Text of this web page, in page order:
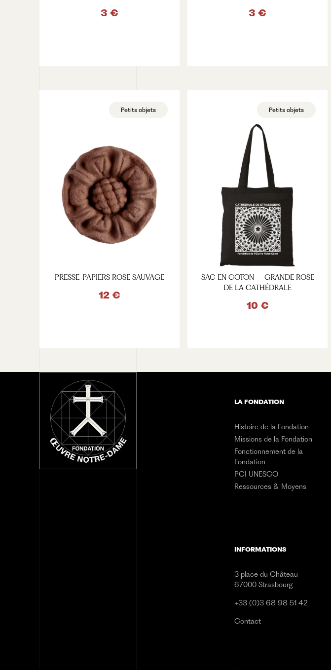
3 € 3 €
Petits objets
PRESSE-PAPIERS ROSE SAUVAGE
12 €
Petits objets
SAC EN COTON – GRANDE ROSE
DE LA CATHÉDRALE
10 €
LA FONDATION
Histoire de la Fondation
Missions de la Fondation
Fonctionnement de la
Fondation
PCI UNESCO
Ressources & Moyens
INFORMATIONS
3 place du Château
67000 Strasbourg
+33 (0)3 68 98 51 42
Contact